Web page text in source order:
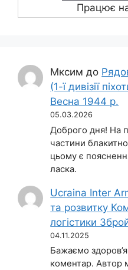
Працює
Мксим до
(1-ї дивізії
Весна 1944 р.
05.03.2026
Доброго дня! На
частини
цьому є
ласка.
Ucraina Inter
та розвитку
логістики
04.11.2025
Бажаємо
коментар. Автор